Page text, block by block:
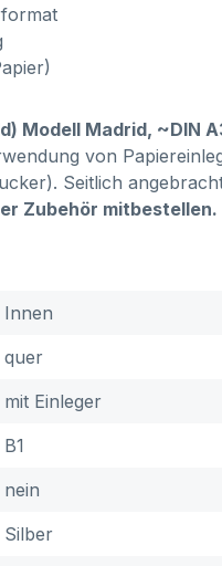
Modell Madrid, ~DIN
von
Seitlich
Zubehör mitbestellen.
Innen
quer
mit Einleger
B1
nein
Silber